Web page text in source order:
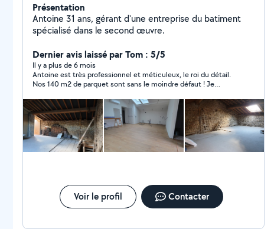
Présentation
Antoine 31 ans, gérant d'une entreprise du batiment
spécialisé dans le second œuvre.
Dernier avis laissé par Tom : 5/5
Il y a plus de 6 mois
Antoine est très professionnel et méticuleux, le roi du détail.
Nos 140 m2 de parquet sont sans le moindre défaut ! Je
Voir le profil Contacter